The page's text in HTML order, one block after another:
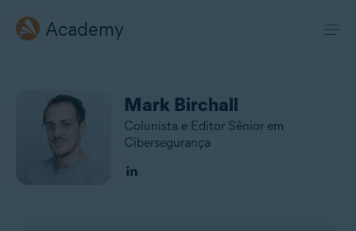
Academy
Mark Birchall
Colunista e Editor Sênior em
Cibersegurança